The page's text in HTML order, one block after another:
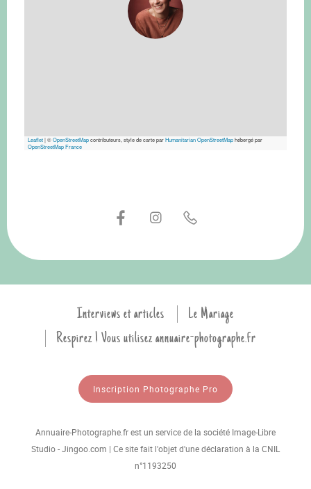
Leaflet|©OpenStreetMapcontributeurs, style de carte parHumanitarian OpenStreetMaphébergé par
OpenStreetMap France
Interviews et articles
Le Mariage
Respirez ! Vous utilisez annuaire-photographe.fr
Inscription Photographe Pro
Annuaire-Photographe.fr est un service de la société Image-Libre
Studio - Jingoo.com | Ce site fait l'objet d'une déclaration à la CNIL
n°1193250